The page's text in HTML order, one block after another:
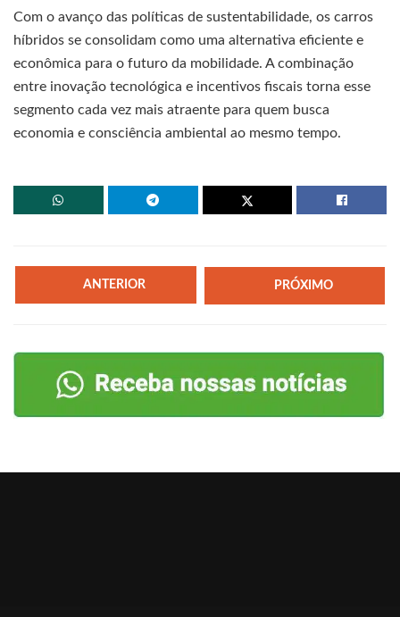
Com o avanço das políticas de sustentabilidade, os carros
híbridos se consolidam como uma alternativa eficiente e
econômica para o futuro da mobilidade. A combinação
entre inovação tecnológica e incentivos fiscais torna esse
segmento cada vez mais atraente para quem busca
economia e consciência ambiental ao mesmo tempo.
ANTERIOR PRÓXIMO